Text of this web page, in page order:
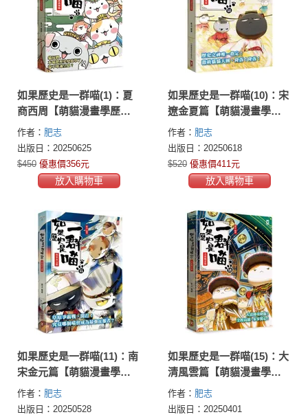
如果歷史是一群喵(1)：夏
商西周【萌貓漫畫學歷
史】(暢銷二版)
作者： 肥志
出版日：20250625
$450 優惠價356元
放入購物車
如果歷史是一群喵(10)：宋
遼金夏篇【萌貓漫畫學歷
史】(暢銷二版)
作者： 肥志
出版日：20250618
$520 優惠價411元
放入購物車
如果歷史是一群喵(11)：南
宋金元篇【萌貓漫畫學歷
史】(暢銷二版)
作者： 肥志
出版日：20250528
如果歷史是一群喵(15)：大
清風雲篇【萌貓漫畫學歷
史】
作者： 肥志
出版日：20250401